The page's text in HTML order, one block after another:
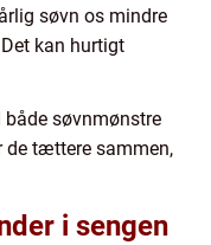
søvn os mindre
kan hurtigt
både søvnmønstre
tættere sammen,
i sengen